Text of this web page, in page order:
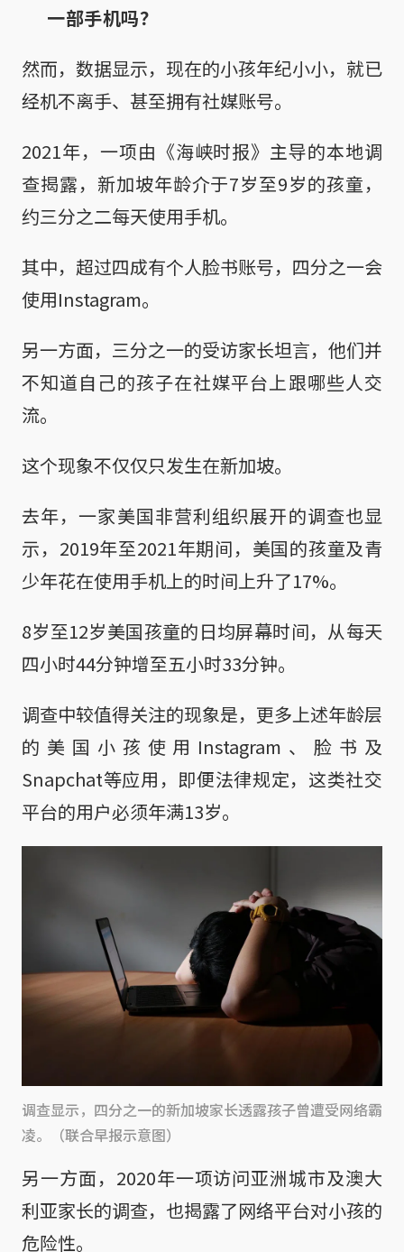
一部手机吗？
然而，数据显示，现在的小孩年纪小小，就已
经机不离手、甚至拥有社媒账号。
2021年，一项由《海峡时报》主导的本地调
查揭露，新加坡年龄介于7岁至9岁的孩童，
约三分之二每天使用手机。
其中，超过四成有个人脸书账号，四分之一会
使用Instagram。
另一方面，三分之一的受访家长坦言，他们并
不知道自己的孩子在社媒平台上跟哪些人交
流。
这个现象不仅仅只发生在新加坡。
去年，一家美国非营利组织展开的调查也显
示，2019年至2021年期间，美国的孩童及青
少年花在使用手机上的时间上升了17%。
8岁至12岁美国孩童的日均屏幕时间，从每天
四小时44分钟增至五小时33分钟。
调查中较值得关注的现象是，更多上述年龄层
的美国小孩使用Instagram、脸书及
Snapchat等应用，即便法律规定，这类社交
平台的用户必须年满13岁。
调查显示，四分之一的新加坡家长透露孩子曾遭受网络霸
凌。（联合早报示意图）
另一方面，2020年一项访问亚洲城市及澳大
利亚家长的调查，也揭露了网络平台对小孩的
危险性。